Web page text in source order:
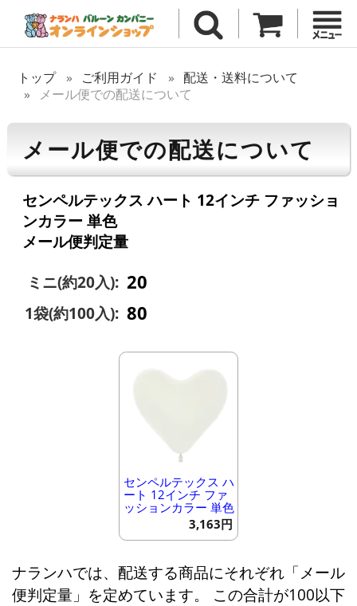
トップ ご利用ガイド
配送・送料について
メール便での配送について
メール便での配送について
センペルテックス ハート 12インチ ファッショ
ンカラー 単色
メール便判定量
ミニ(約20入): 20
1袋(約100入): 80
センペルテックス ハ
ート 12インチ ファ
ッションカラー 単色
3,163円
ナランハでは、配送する商品にそれぞれ「メール
便判定量」を定めています。 この合計が100以下